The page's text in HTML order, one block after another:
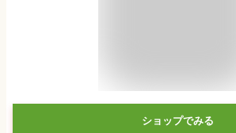
ショップでみる